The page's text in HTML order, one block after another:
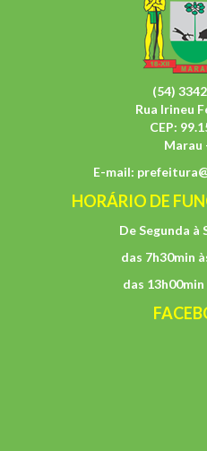
(54)
Rua Irineu
CEP:
Marau
E-mail:
HORÁRIO DE
De Segunda à
das 7h30min
das